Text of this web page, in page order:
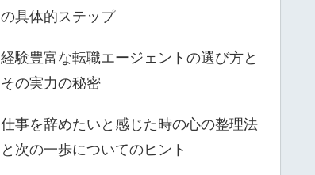
の具体的ステップ
経験豊富な転職エージェントの選び方と
その実力の秘密
仕事を辞めたいと感じた時の心の整理法
と次の一歩についてのヒント